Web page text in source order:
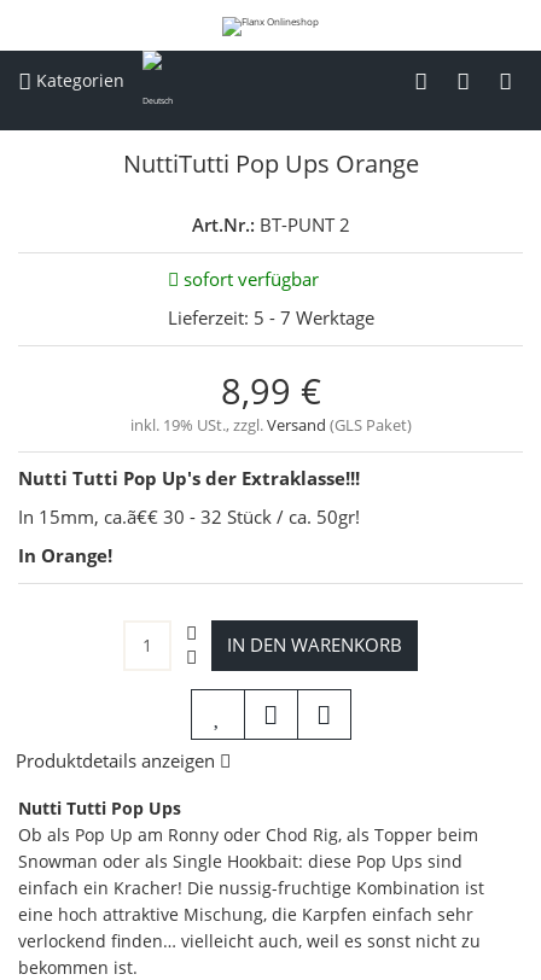
Kategorien
NuttiTutti Pop Ups Orange
Art.Nr.: BT-PUNT 2
sofort verfügbar
Lieferzeit: 5 - 7 Werktage
8,99 €
inkl. 19% USt., zzgl.Versand (GLS Paket)
Nutti Tutti Pop Up's der Extraklasse!!!
In 15mm, ca.ã€€ 30 - 32 Stück / ca. 50gr!
In Orange!
IN DEN WARENKORB
Produktdetails anzeigen
Nutti Tutti Pop Ups
Ob als Pop Up am Ronny oder Chod Rig, als Topper beim
Snowman oder als Single Hookbait: diese Pop Ups sind
einfach ein Kracher! Die nussig-fruchtige Kombination ist
eine hoch attraktive Mischung, die Karpfen einfach sehr
verlockend finden… vielleicht auch, weil es sonst nicht zu
bekommen ist.